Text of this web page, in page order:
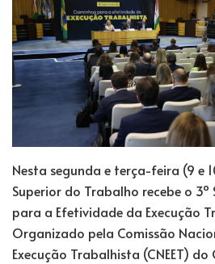
Nesta segunda e terça-feira (9 e
Superior do Trabalho recebe o 3º
para a Efetividade da Execução
Organizado pela Comissão
Execução Trabalhista (CNEET)